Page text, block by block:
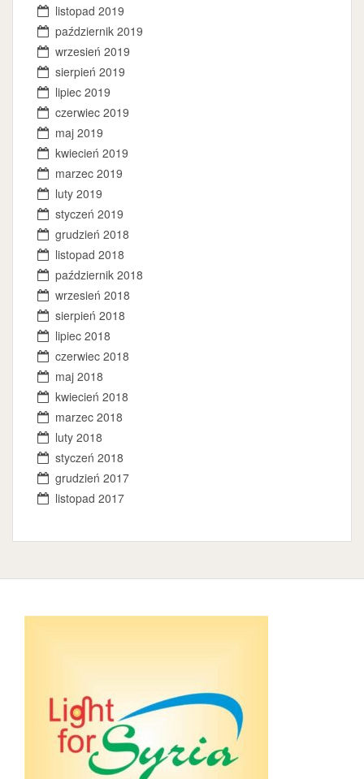
listopad 2019
październik 2019
wrzesień 2019
sierpień 2019
lipiec 2019
czerwiec 2019
maj 2019
kwiecień 2019
marzec 2019
luty 2019
styczeń 2019
grudzień 2018
listopad 2018
październik 2018
wrzesień 2018
sierpień 2018
lipiec 2018
czerwiec 2018
maj 2018
kwiecień 2018
marzec 2018
luty 2018
styczeń 2018
grudzień 2017
listopad 2017